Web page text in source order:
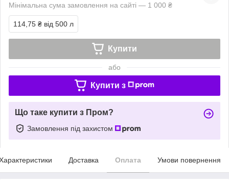
Мінімальна сума замовлення на сайті — 1 000 ₴
114,75 ₴ від 500 л
Купити
або
Купити з
Що таке купити з Пром?
Замовлення під захистом
Доставка Оплата Умови повернення